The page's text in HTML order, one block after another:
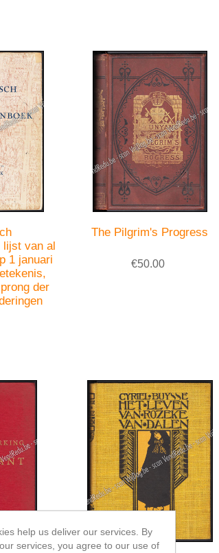
van al
1 januari
der
The Pilgrim's Progress
€50.00
help us deliver our services. By
services, you agree to our use of